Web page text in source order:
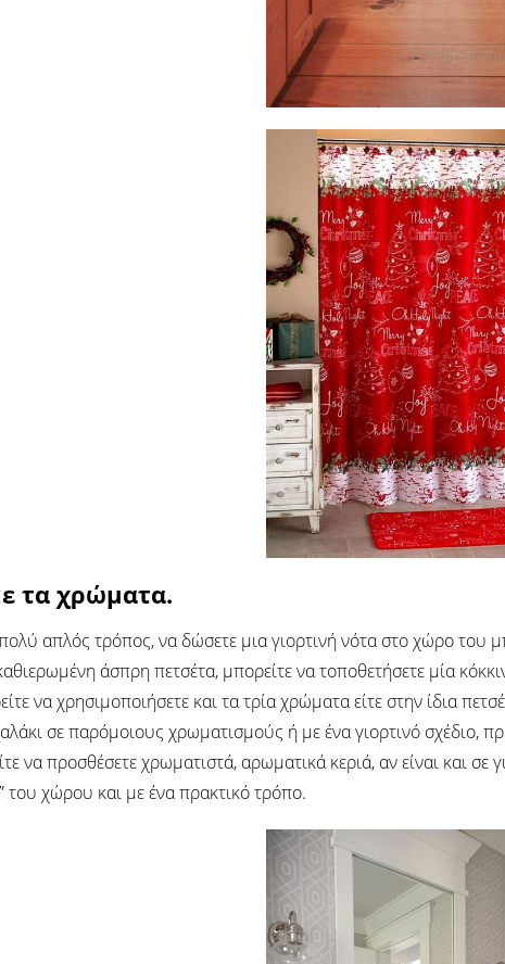
τα χρώματα.
απλός τρόπος, να δώσετε μια γιορτινή νότα στο χώρο του
άσπρη πετσέτα, μπορείτε να τοποθετήσετε μία
να χρησιμοποιήσετε και τα τρία χρώματα είτε στην ίδια
σε παρόμοιους χρωματισμούς ή με ένα γιορτινό σχέδιο,
να προσθέσετε χρωματιστά, αρωματικά κεριά, αν είναι και
του χώρου και με ένα πρακτικό τρόπο.